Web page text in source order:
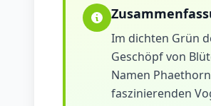
Im dichten Grün
Geschöpf von
Namen
faszinierenden